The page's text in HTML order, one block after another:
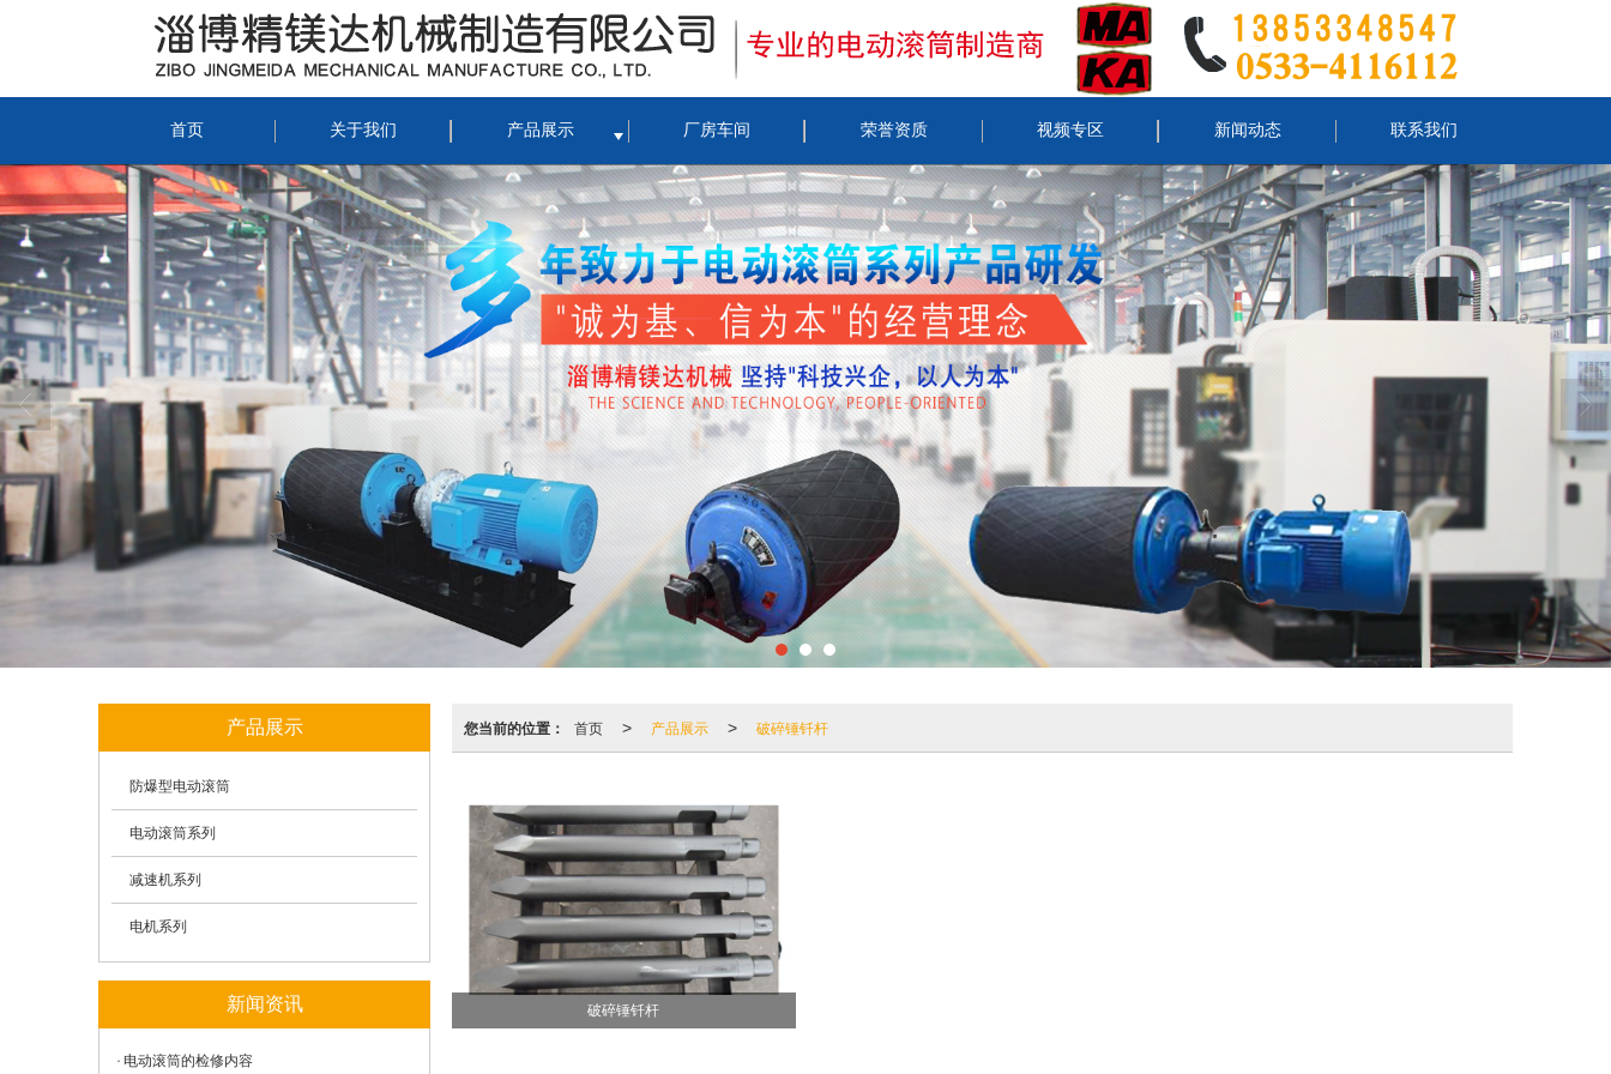
首页 关于我们 产品展示 厂房车间 荣誉资质 视频专区 新闻动态 联系我们
您当前的位置： 首页 > 产品展示 > 破碎锤钎杆
破碎锤钎杆
产品展示
防爆型电动滚筒
电动滚筒系列
减速机系列
电机系列
新闻资讯
电动滚筒的检修内容